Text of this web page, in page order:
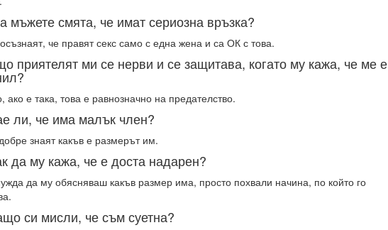
мъжете смята, че имат сериозна връзка?
че правят секс само с една жена и са ОК с това.
приятелят ми се нерви и се защитава, когато му кажа, че ме е
ако е така, това е равнозначно на предателство.
ли, че има малък член?
знаят какъв е размерът им.
да му кажа, че е доста надарен?
да му обясняваш какъв размер има, просто похвали начина, по който го
си мисли, че съм суетна?